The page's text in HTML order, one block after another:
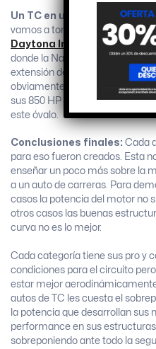
Un TC en un óvalo con un
vamos a tomar a uno de los
Daytona International
donde la Nascar corre las 500
extensión de 4.023 metros. En
obviamente que el auto de
sus 850 HP y casi 350 km/h de
este óvalo.
Conclusiones finales: Cada
para eso fueron creados. Esta
enseñar un poco más sobre la
a un auto de carreras. Para
casos la potencia del motor no
otros casos las buenas
curva no es lo mejor.
Cada categoría tiene sus pro y
condiciones para el circuito
estar mejor
autos de TC les cuesta el
la potencia que desarrollan
performance en sus
sobreponiendo ante todo la